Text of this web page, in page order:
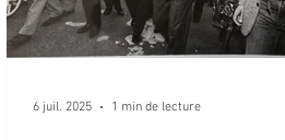
6 juil. 2025 1 min de lecture